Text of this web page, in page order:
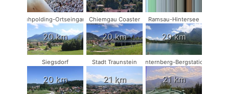
Ruhpolding-Ortseingang
20 km
Chiemgau Coaster
20 km
Ramsau-Hintersee
20 km
Siegsdorf
20 km
Stadt Traunstein
21 km
Unternberg-Bergstation
21 km